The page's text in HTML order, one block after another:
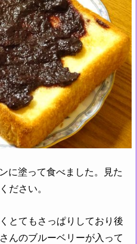
に塗って食べました。見た
ださい。
とてもさっぱりしており後
んのブルーベリーが入って